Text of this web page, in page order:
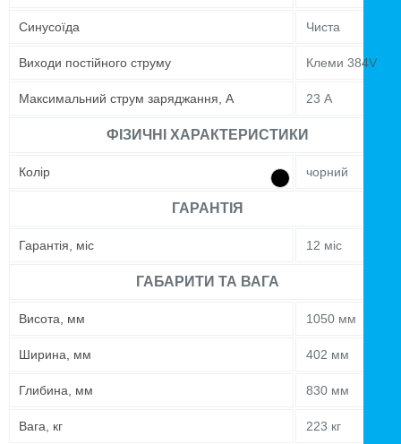
Синусоїда Чиста
Виходи постійного струму Клеми 384V
Максимальний струм заряджання, А 23 А
ФІЗИЧНІ ХАРАКТЕРИСТИКИ
Колір чорний
ГАРАНТІЯ
Гарантія, міс 12 міс
ГАБАРИТИ ТА ВАГА
Висота, мм 1050 мм
Ширина, мм 402 мм
Глибина, мм 830 мм
Вага, кг 223 кг